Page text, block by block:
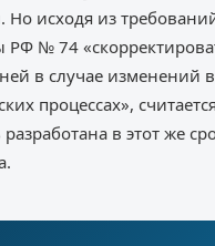
Но исходя из
№ 74
в случае изменений в
процессах»,
в этот же